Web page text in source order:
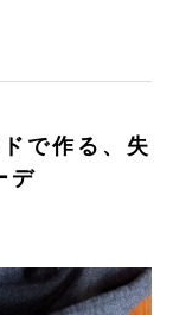
で作る、失
デ